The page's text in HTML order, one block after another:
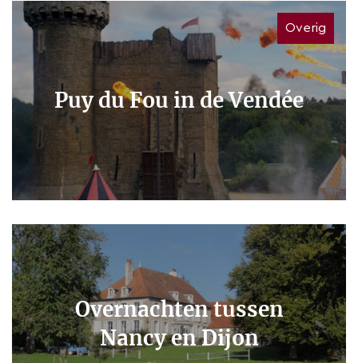
Overig
Puy du Fou in de Vendée
Overnachten tussen
Nancy en Dijon